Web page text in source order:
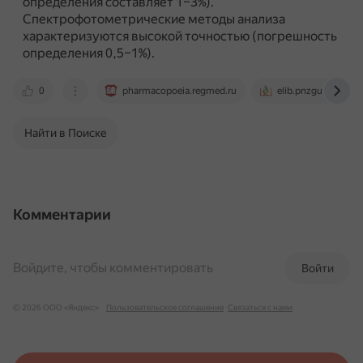
Спектрофотометрические методы анализа
характеризуются высокой точностью (погрешность
определения 0,5–1%).
0 pharmacopoeia.regmed.ru elib.pnzgu.ru
Найти в Поиске
Комментарии
Войти
Войдите, чтобы комментировать
© 2026 ООО «Яндекс» Пользовательское соглашение Связаться с нами